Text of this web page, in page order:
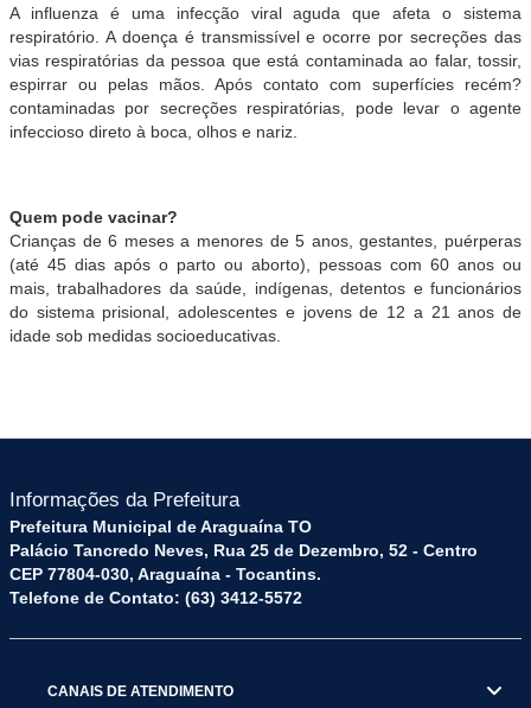
A influenza é uma infecção viral aguda que afeta o sistema
respiratório. A doença é transmissível e ocorre por secreções das
vias respiratórias da pessoa que está contaminada ao falar, tossir,
espirrar ou pelas mãos. Após contato com superfícies recém?
contaminadas por secreções respiratórias, pode levar o agente
infeccioso direto à boca, olhos e nariz.
Quem pode vacinar?
Crianças de 6 meses a menores de 5 anos, gestantes, puérperas
(até 45 dias após o parto ou aborto), pessoas com 60 anos ou
mais, trabalhadores da saúde, indígenas, detentos e funcionários
do sistema prisional, adolescentes e jovens de 12 a 21 anos de
idade sob medidas socioeducativas.
Informações da Prefeitura
Prefeitura Municipal de Araguaína TO
Palácio Tancredo Neves, Rua 25 de Dezembro, 52 - Centro
CEP 77804-030, Araguaína - Tocantins.
Telefone de Contato: (63) 3412-5572
CANAIS DE ATENDIMENTO